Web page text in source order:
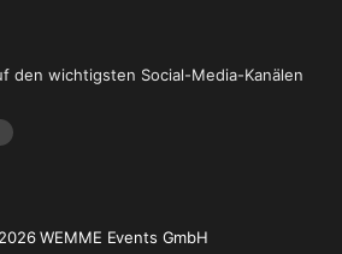
den wichtigsten Social-Media-Kanälen
WEMME Events GmbH